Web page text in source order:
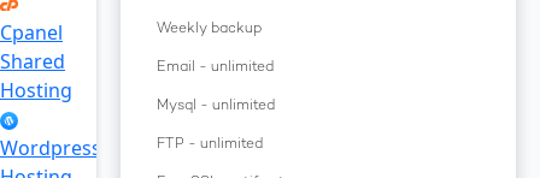
რეგისტრაცია
საზიარო პასუხისმგებლობა
Cpanel
Shared
Hosting
Wordpress
Weekly backup
Email - unlimited
Mysql - unlimited
FTP - unlimited